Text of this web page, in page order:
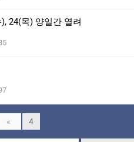
24(목) 양일간 열려
« 4